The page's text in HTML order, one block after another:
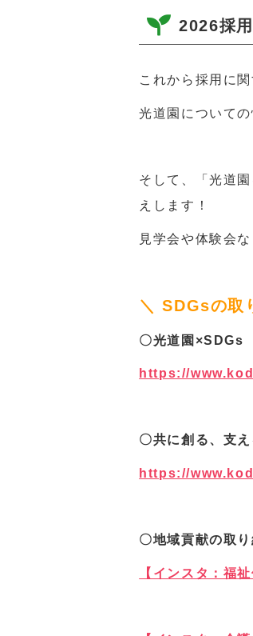
2026採
これから採用に
光道園について
そして、「光道
えします！
見学会や体験会
＼ SDGsの取
〇光道園×SDGs
https://
〇共に創る、支
https://
〇地域貢献の取
【インスタ：福